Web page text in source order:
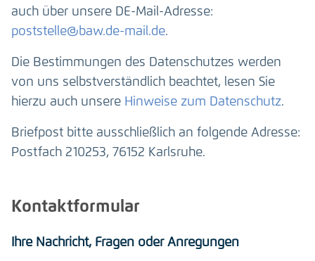
auch über unsere DE-Mail-Adresse:
poststelle@baw.de-mail.de.
Die Bestimmungen des Datenschutzes werden
von uns selbstverständlich beachtet, lesen Sie
hierzu auch unsere Hinweise zum Datenschutz.
Briefpost bitte ausschließlich an folgende Adresse:
Postfach 210253, 76152 Karlsruhe.
Kontaktformular
Ihre Nachricht, Fragen oder Anregungen